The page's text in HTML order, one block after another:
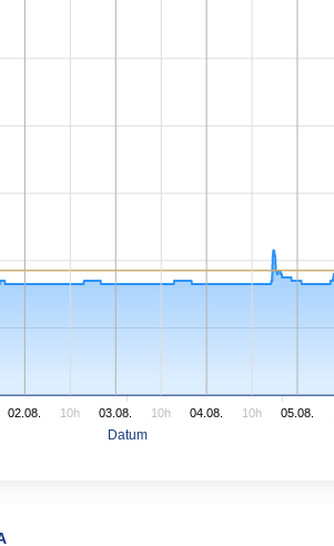
Datum
02.08. 10h 03.08. 10h 04.08. 10h 05.08.